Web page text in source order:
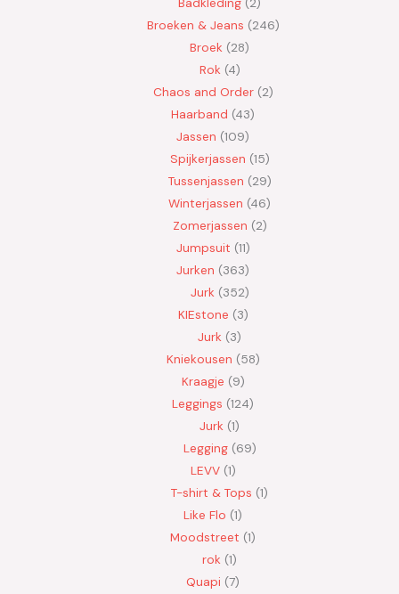
Broeken & Jeans 246
Broek 28
Rok 4
Chaos and Order 2
Haarband 43
Jassen 109
Spijkerjassen 15
Tussenjassen 29
Winterjassen 46
Zomerjassen 2
Jumpsuit 11
Jurken 363
Jurk 352
KIEstone 3
Jurk 3
Kniekousen 58
Kraagje 9
Leggings 124
Jurk 1
Legging 69
LEVV 1
T-shirt & Tops 1
Like Flo 1
Moodstreet 1
rok 1
Quapi 7